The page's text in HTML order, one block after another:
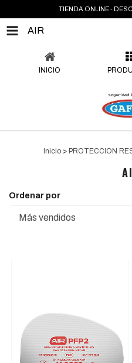
TIENDA ONLINE -
AIR
INICIO
Inicio > PROTECCION
Ordenar por